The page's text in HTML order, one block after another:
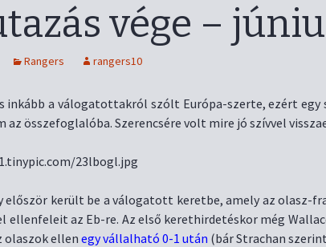
vége –
Rangers rangers10
inkább a válogatottakról szólt Európa-szerte, ezért
az összefoglalóba. Szerencsére volt mire jó szívvel
először került be a válogatott keretbe, amely az olasz-
ellenfeleit az Eb-re. Az első kerethirdetéskor még
olaszok ellen egy vállalható 0-1 után (bár Strachan